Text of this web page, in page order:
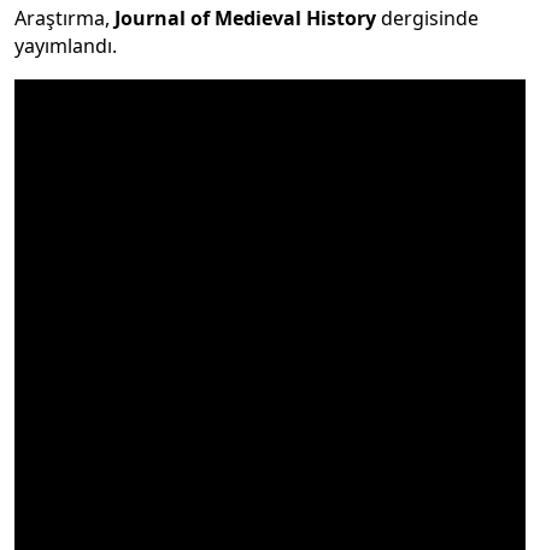
Araştırma, Journal of Medieval Historydergisinde
yayımlandı.